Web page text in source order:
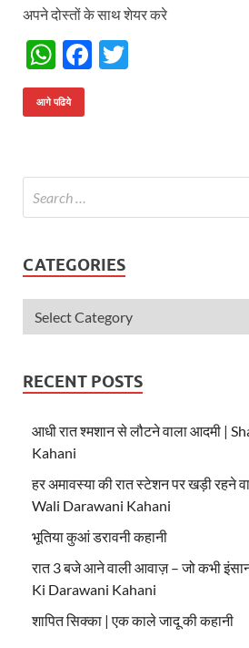
अपने दोस्तों के साथ शेयर करे
W
h
at
A
p
p
F
o
k
आगे पढिये
CATEGORIES
RECENT POSTS
आधी रात श्मशान से लौटने वाला आदमी |
Kahani
हर अमावस्या की रात स्टेशन पर खड़ी रहने
Wali Darawani Kahani
भूतिया कुआं डरावनी कहानी
रात 3 बजे आने वाली आवाज़ – जो कभी
Ki Darawani Kahani
शापित सिक्का | एक काले जादू की कहानी